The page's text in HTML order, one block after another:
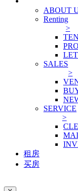
ABOUT
Renting
>
SALES
>
SERVICE
>
租房
买房